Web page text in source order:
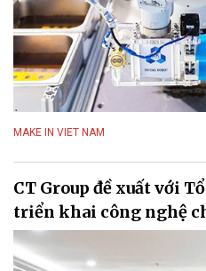
MAKE IN VIET NAM
CT Group đề xuất với
triển khai công nghệ